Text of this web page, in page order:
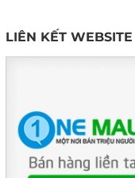
LIÊN KẾT WEBSITE